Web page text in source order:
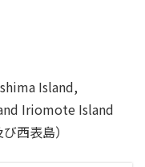
Island,
Iriomote Island
西表島）